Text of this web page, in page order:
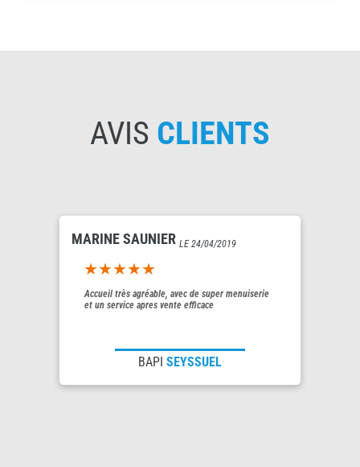
AVIS CLIENTS
MARINE SAUNIER LE 24/04/2019
5out of 5
Accueil très agréable, avec de super menuiserie
et un service apres vente efficace
BAPI SEYSSUEL